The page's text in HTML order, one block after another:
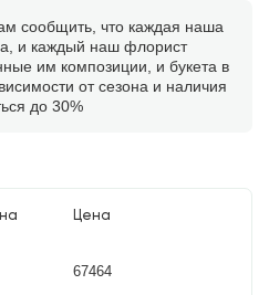
сообщить, что каждая наша
и каждый наш флорист
им композиции, и букета в
от сезона и наличия
до 30%
Цена
67464